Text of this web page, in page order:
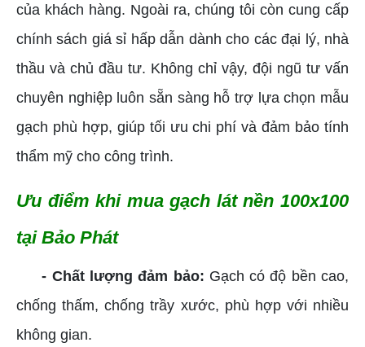
của khách hàng. Ngoài ra, chúng tôi còn cung cấp
chính sách giá sỉ hấp dẫn dành cho các đại lý, nhà
thầu và chủ đầu tư. Không chỉ vậy, đội ngũ tư vấn
chuyên nghiệp luôn sẵn sàng hỗ trợ lựa chọn mẫu
gạch phù hợp, giúp tối ưu chi phí và đảm bảo tính
thẩm mỹ cho công trình.
Ưu điểm khi mua gạch lát nền 100x100
tại Bảo Phát
- Chất lượng đảm bảo: Gạch có độ bền cao,
chống thấm, chống trầy xước, phù hợp với nhiều
không gian.